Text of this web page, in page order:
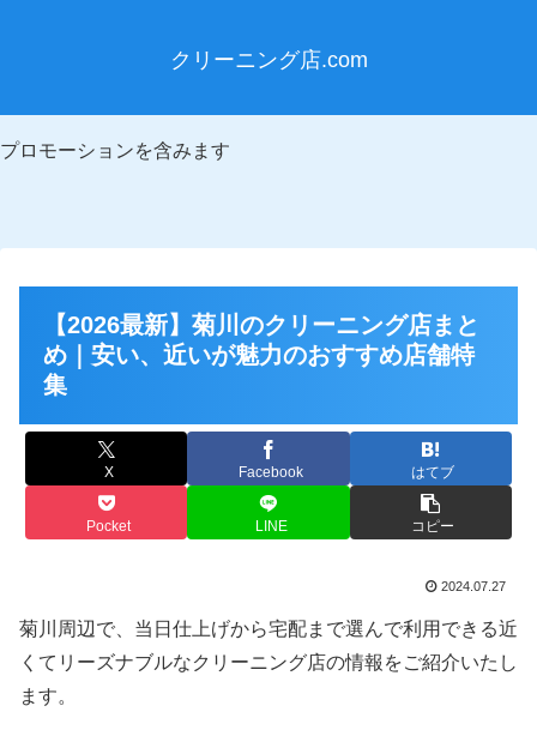
クリーニング店.com
プロモーションを含みます
【2026最新】菊川のクリーニング店まと
め｜安い、近いが魅力のおすすめ店舗特
集
X Facebook はてブ
Pocket LINE コピー
2024.07.27
菊川周辺で、当日仕上げから宅配まで選んで利用できる近
くてリーズナブルなクリーニング店の情報をご紹介いたし
ます。